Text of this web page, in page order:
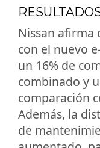
Nissan afirma
con el nuevo
un 16% de
combinado y
comparación
Además, la
de